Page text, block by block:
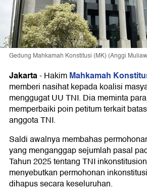
Gedung Mahkamah Konstitusi (MK) (Anggi
Jakarta-HakimMahkamah
memberi nasihat kepada koalisi
menggugat UU TNI. Dia meminta
memperbaiki poin petitum terkait
anggota TNI.
Saldi awalnya membahas
yang menganggap sejumlah pasal
Tahun 2025 tentang TNI
menyebutkan permohonan
dihapus secara keseluruhan.